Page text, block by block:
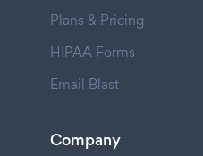
Plans & Pricing
HIPAA Forms
Email Blast
Company